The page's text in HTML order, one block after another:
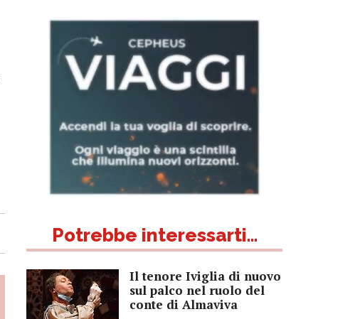
Potrebbe interessarti...
Il tenore Iviglia di nuovo
sul palco nel ruolo del
conte di Almaviva